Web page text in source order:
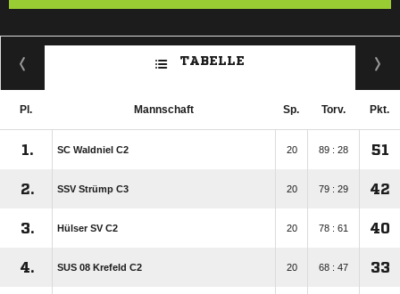
TABELLE
Pl. Mannschaft Sp. Torv. Pkt.
1. SC Waldniel C2 20 89 : 28 51
2. SSV Strümp C3 20 79 : 29 42
3. Hülser SV C2 20 78 : 61 40
4. SUS 08 Krefeld C2 20 68 : 47 33